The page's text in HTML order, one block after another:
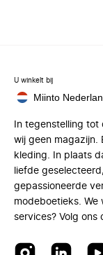
U winkelt bij
Miinto
In tegenstelling
wij geen magazijn.
kleding. In plaats
liefde
gepassioneerde
modeboetieks. We
services? Volg ons